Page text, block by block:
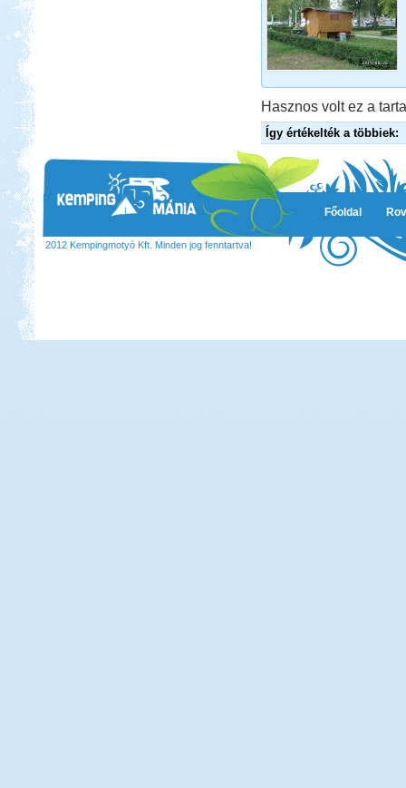
Hasznos volt ez a
Így értékelték a többiek:
Főoldal
2012 Kempingmotyó Kft. Minden jog fenntartva!